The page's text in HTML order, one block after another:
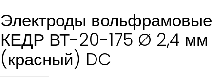
Электроды вольфрамовые
КЕДР ВТ-20-175 Ø 2,4 мм
(красный) DC